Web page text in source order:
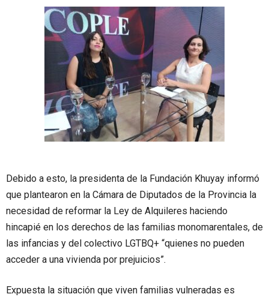
Debido a esto, la presidenta de la Fundación Khuyay informó
que plantearon en la Cámara de Diputados de la Provincia la
necesidad de reformar la Ley de Alquileres haciendo
hincapié en los derechos de las familias monomarentales, de
las infancias y del colectivo LGTBQ+ “quienes no pueden
acceder a una vivienda por prejuicios”.
Expuesta la situación que viven familias vulneradas es